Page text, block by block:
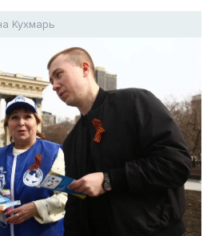
Кухмарь